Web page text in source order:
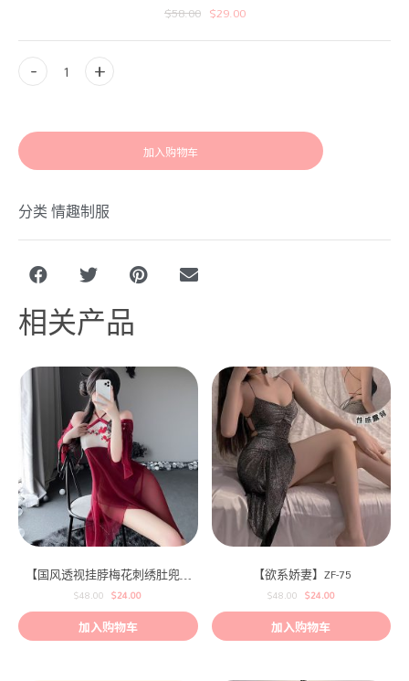
$58.00 $29.00
加入购物车
分类情趣制服
相关产品
【国风透视挂脖梅花刺绣肚兜】
汉服睡裙ZF-200
$48.00 $24.00
加入购物车
【欲系娇妻】ZF-75
$48.00 $24.00
加入购物车